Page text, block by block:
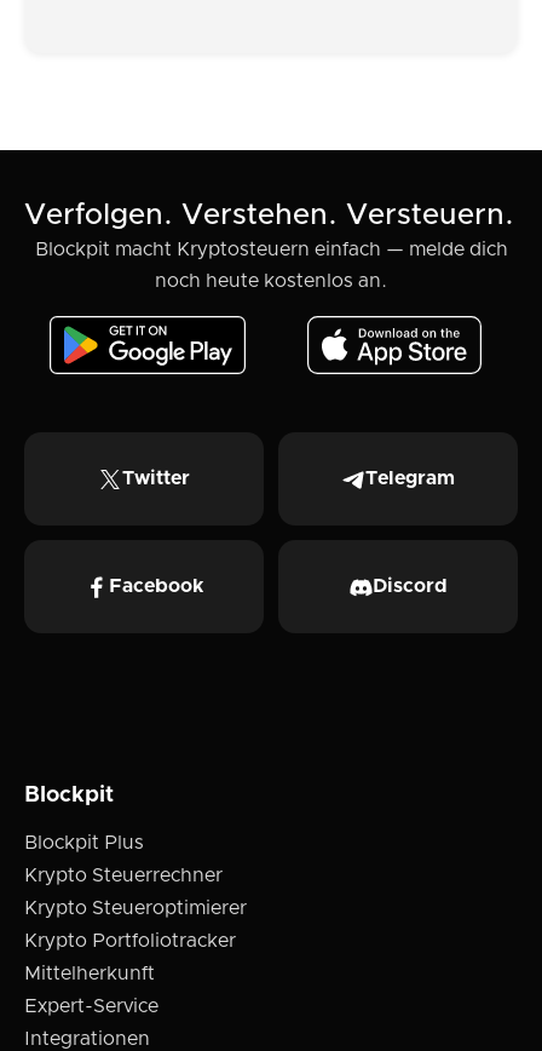
Verfolgen. Verstehen. Versteuern.
Blockpit macht Kryptosteuern einfach — melde dich
noch heute kostenlos an.
Twitter Telegram
Facebook Discord
Blockpit
Blockpit Plus
Krypto Steuerrechner
Krypto Steueroptimierer
Krypto Portfoliotracker
Mittelherkunft
Expert-Service
Integrationen